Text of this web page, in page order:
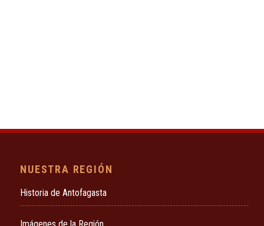
NUESTRA REGIÓN
Historia de Antofagasta
Imágenes de la Región